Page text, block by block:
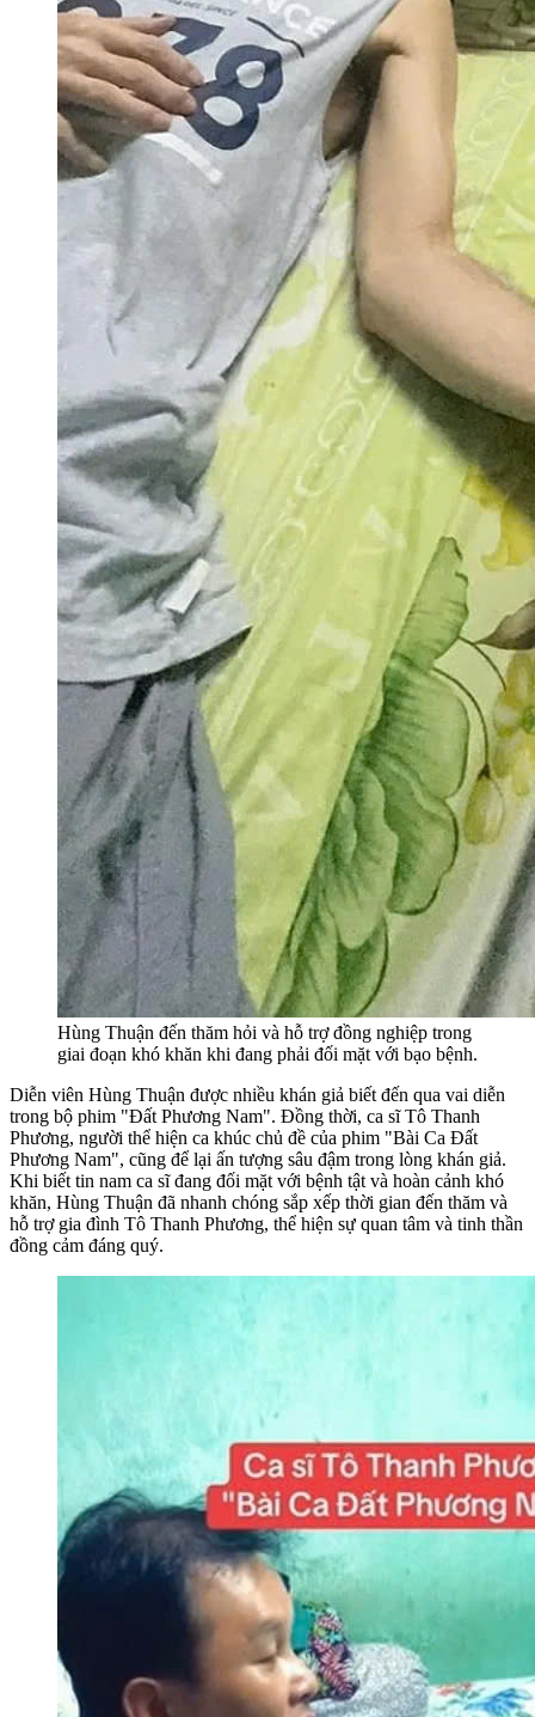
Hùng Thuận đến thăm hỏi và hỗ trợ đồng nghiệp trong
giai đoạn khó khăn khi đang phải đối mặt với bạo bệnh.
Diễn viên Hùng Thuận được nhiều khán giả biết đến qua vai diễn
trong bộ phim "Đất Phương Nam". Đồng thời, ca sĩ Tô Thanh
Phương, người thể hiện ca khúc chủ đề của phim "Bài Ca Đất
Phương Nam", cũng để lại ấn tượng sâu đậm trong lòng khán giả.
Khi biết tin nam ca sĩ đang đối mặt với bệnh tật và hoàn cảnh khó
khăn, Hùng Thuận đã nhanh chóng sắp xếp thời gian đến thăm và
hỗ trợ gia đình Tô Thanh Phương, thể hiện sự quan tâm và tinh thần
đồng cảm đáng quý.